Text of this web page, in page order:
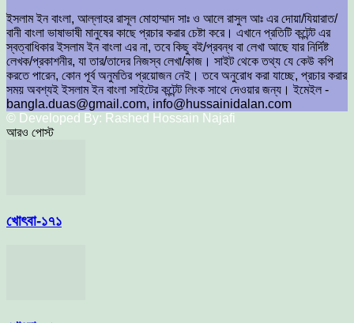
ইসলাম ইন বাংলা, আল্লাহর রাসূল মোহাম্মাদ সাঃ ও আলে রাসুল আঃ এর দোয়া/যিয়ারাত/
বানী বাংলা ভাষাভাষী মানুষের কাছে প্রচার করার চেষ্টা করে। এখানে প্রতিটি কন্টেন্ট এর
স্বত্বাধিকার ইসলাম ইন বাংলা এর না, তবে কিছু বই/প্রবন্ধ বা লেখা আছে যার নির্দিষ্ট
লেখক/প্রকাশনীর, যা তার/তাদের নিজস্ব লেখা/কাজ। সাইট থেকে তথ্য যে কেউ কপি
করতে পারেন, কোন পূর্ব অনুমতির প্রয়োজন নেই। তবে অনুরোধ করা যাচ্ছে, প্রচার করার
সময় অবশ্যই ইসলাম ইন বাংলা সাইটের কন্টেন্ট লিংক সাথে দেওয়ার জন্য। ইমেইল -
bangla.duas@gmail.com, info@hussainidalan.com
© Developed By: Rashed Hossain Najafi
আরও পোস্ট
খোৎবা-১৭১